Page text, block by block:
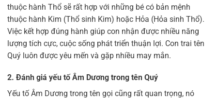
thuộc hành Thổ sẽ rất hợp với những bé có bản mệnh
thuộc hành Kim (Thổ sinh Kim) hoặc Hỏa (Hỏa sinh Thổ).
Việc kết hợp đúng hành giúp con nhận được nhiều năng
lượng tích cực, cuộc sống phát triển thuận lợi. Con trai tên
Quý luôn được yêu mến và gặp nhiều may mắn.
2. Đánh giá yếu tố Âm Dương trong tên Quý
Yếu tố Âm Dương trong tên gọi cũng rất quan trọng, nó